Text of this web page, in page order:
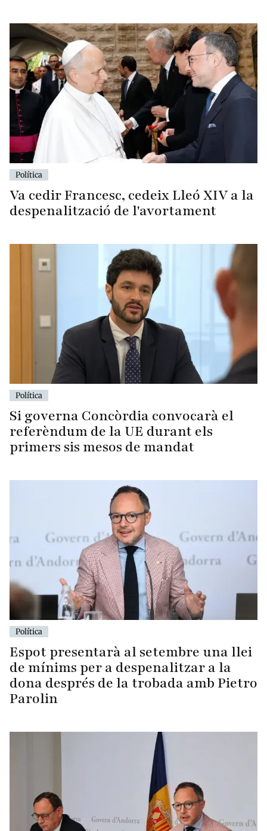
Política
Va cedir Francesc, cedeix Lleó XIV a la
despenalització de l'avortament
Política
Si governa Concòrdia convocarà el
referèndum de la UE durant els
primers sis mesos de mandat
Política
Espot presentarà al setembre una llei
de mínims per a despenalitzar a la
dona després de la trobada amb Pietro
Parolin